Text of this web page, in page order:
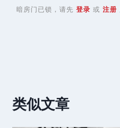
暗房门已锁，请先 登录 或 注册
类似文章